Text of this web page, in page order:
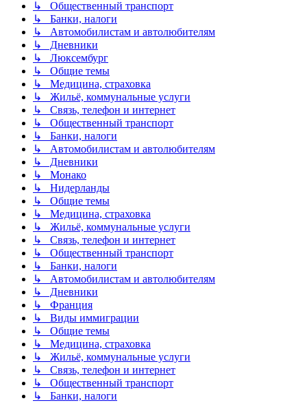
↳ Общественный транспорт
↳ Банки, налоги
↳ Автомобилистам и автолюбителям
↳ Дневники
↳ Люксембург
↳ Общие темы
↳ Медицина, страховка
↳ Жильё, коммунальные услуги
↳ Связь, телефон и интернет
↳ Общественный транспорт
↳ Банки, налоги
↳ Автомобилистам и автолюбителям
↳ Дневники
↳ Монако
↳ Нидерланды
↳ Общие темы
↳ Медицина, страховка
↳ Жильё, коммунальные услуги
↳ Связь, телефон и интернет
↳ Общественный транспорт
↳ Банки, налоги
↳ Автомобилистам и автолюбителям
↳ Дневники
↳ Франция
↳ Виды иммиграции
↳ Общие темы
↳ Медицина, страховка
↳ Жильё, коммунальные услуги
↳ Связь, телефон и интернет
↳ Общественный транспорт
↳ Банки, налоги